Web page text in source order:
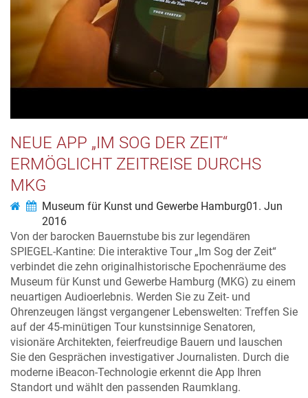
NEUE APP „IM SOG DER ZEIT“
ERMÖGLICHT ZEITREISE DURCHS
MKG
Museum für Kunst und Gewerbe Hamburg01. Jun
2016
Von der barocken Bauernstube bis zur legendären
SPIEGEL-Kantine: Die interaktive Tour „Im Sog der Zeit“
verbindet die zehn originalhistorische Epochenräume des
Museum für Kunst und Gewerbe Hamburg (MKG) zu einem
neuartigen Audioerlebnis. Werden Sie zu Zeit- und
Ohrenzeugen längst vergangener Lebenswelten: Treffen Sie
auf der 45-minütigen Tour kunstsinnige Senatoren,
visionäre Architekten, feierfreudige Bauern und lauschen
Sie den Gesprächen investigativer Journalisten. Durch die
moderne iBeacon-Technologie erkennt die App Ihren
Standort und wählt den passenden Raumklang.